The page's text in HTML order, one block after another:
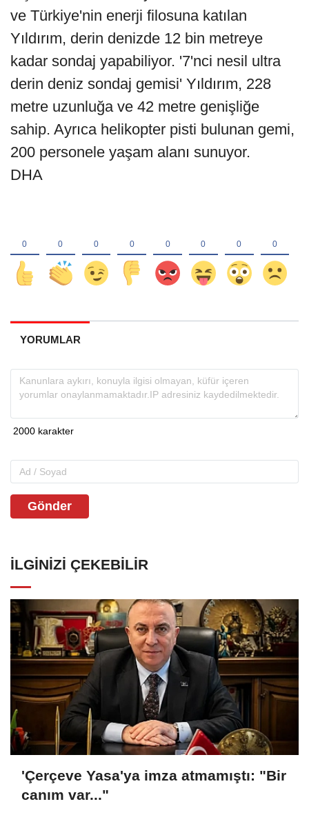
ve Türkiye'nin enerji filosuna katılan
Yıldırım, derin denizde 12 bin metreye
kadar sondaj yapabiliyor. '7'nci nesil ultra
derin deniz sondaj gemisi' Yıldırım, 228
metre uzunluğa ve 42 metre genişliğe
sahip. Ayrıca helikopter pisti bulunan gemi,
200 personele yaşam alanı sunuyor.
DHA
YORUMLAR
Gönder
İLGINIZI ÇEKEBILIR
'Çerçeve Yasa'ya imza atmamıştı: "Bir
canım var..."